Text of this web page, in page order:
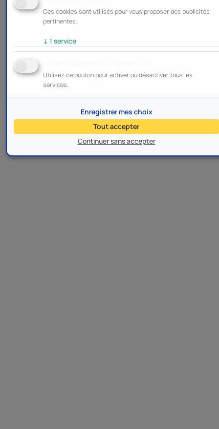
Ces cookies sont utilisés pour vous proposer des publicités
pertinentes.
↓ 1 service
Utilisez ce bouton pour activer ou désactiver tous les
services.
Continuer sans accepter
Enregistrer mes choix
Tout accepter